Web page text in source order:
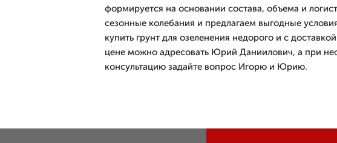
формируется на основании состава, объема и
сезонные колебания и предлагаем выгодные
купить грунт для озеленения недорого и с
цене можно адресовать Юрий Даниилович, а при
консультацию задайте вопрос Игорю и Юрию.